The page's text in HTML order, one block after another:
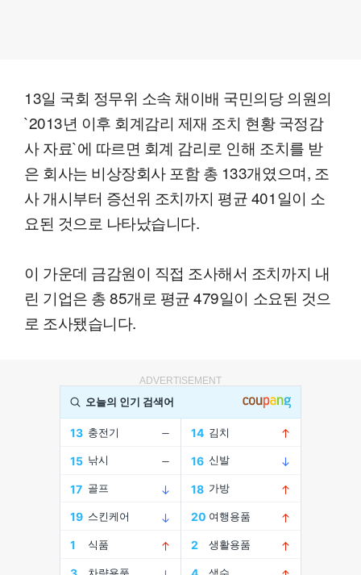
13일 국회 정무위 소속 채이배 국민의당 의원의
`2013년 이후 회계감리 제재 조치 현황 국정감
사 자료`에 따르면 회계 감리로 인해 조치를 받
은 회사는 비상장회사 포함 총 133개였으며, 조
사 개시부터 증선위 조치까지 평균 401일이 소
요된 것으로 나타났습니다.
이 가운데 금감원이 직접 조사해서 조치까지 내
린 기업은 총 85개로 평균 479일이 소요된 것으
로 조사됐습니다.
ADVERTISEMENT